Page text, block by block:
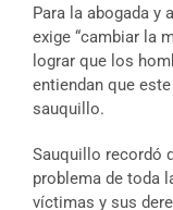
Para la abogada y
exige “cambiar la
lograr que los
entiendan que
sauquillo.
Sauquillo recordó
problema de toda
víctimas y sus